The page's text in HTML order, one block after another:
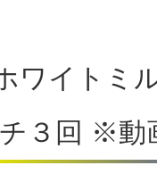
ワイトミ
３回 ※動